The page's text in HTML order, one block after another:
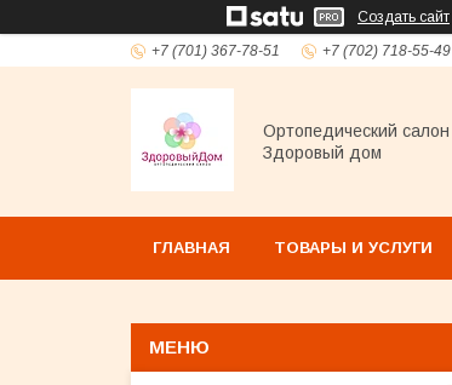
Создать сайт
+7 (701) 367-78-51 +7 (702) 718-55-49
Ортопедический салон
Здоровый дом
ГЛАВНАЯ ТОВАРЫ И УСЛУГИ